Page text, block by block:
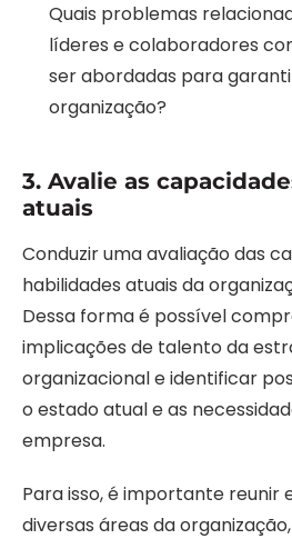
Quais problemas
líderes e colaboradores
ser abordadas para
organização?
3. Avalie as
atuais
Conduzir uma avaliação das
habilidades atuais da
Dessa forma é possível
implicações de talento da
organizacional e identificar
o estado atual e as
empresa.
Para isso, é importante reunir
diversas áreas da